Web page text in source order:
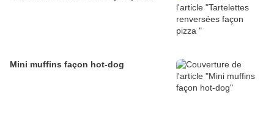
Mini muffins façon hot-dog